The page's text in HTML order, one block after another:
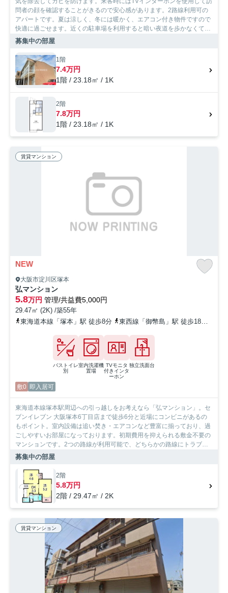
問者の顔を確認することがきるので安心感があります。2路線利用可の
アパートです。夏は涼しく、冬には暖かく、エアコン付き物件ですので
快適に過ごせます。近くの駐車場を利用すると暗い夜道を歩かなくても
大丈夫です。クローゼット付きのアパートです。大阪市淀川区エリアや
東海道本線塚本付近までのお引っ越しをご検討されているなら、お問い
合わせやご連絡をお待ちしております。知識が豊富なスタッフがご対応
させて頂きます。
募集中の部屋
1階
7.4万円
1階 / 23.18㎡ / 1K
2階
7.8万円
1階 / 23.18㎡ / 1K
賃貸マンション
NEW
大阪市淀川区塚本
弘マンション
5.8万円 管理/共益費5,000円
29.47㎡ (2K) /築55年
東海道本線「塚本」駅 徒歩8分
東西線「御幣島」駅 徒歩18分
バストイレ
別
室内洗濯機
置場
TVモニタ
付きインタ
ーホン
独立洗面台
敷0 即入居可
東海道本線塚本駅周辺への引っ越しをお考えなら「弘マンション」。セ
ブンイレブン 大阪塚本6丁目店まで徒歩6分と近場にコンビニがあるの
もポイント。室内設備は追い焚き・エアコンなど豊富に揃っており、過
ごしやすいお部屋になっております。初期費用を抑えられる敷金不要の
マンションです。2つの路線が利用可能で、どちらかの路線にトラブル
があっても別ルートが使えます。SumoSumoお問い合わせ窓口には、大
お待ちしております。
募集中の部屋
2階
5.8万円
2階 / 29.47㎡ / 2K
賃貸マンション